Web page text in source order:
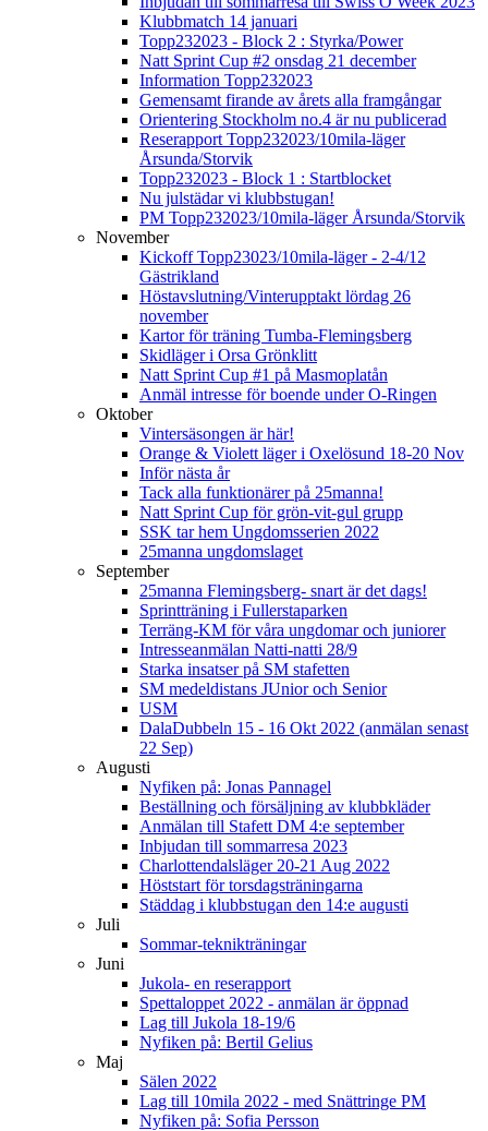
Klubbmatch 14 januari
Topp232023 - Block 2 : Styrka/Power
Natt Sprint Cup #2 onsdag 21 december
Information Topp232023
Gemensamt firande av årets alla framgångar
Orientering Stockholm no.4 är nu publicerad
Reserapport Topp232023/10mila-läger
Årsunda/Storvik
Topp232023 - Block 1 : Startblocket
Nu julstädar vi klubbstugan!
PM Topp232023/10mila-läger Årsunda/Storvik
November
Kickoff Topp23023/10mila-läger - 2-4/12
Gästrikland
Höstavslutning/Vinterupptakt lördag 26
november
Kartor för träning Tumba-Flemingsberg
Skidläger i Orsa Grönklitt
Natt Sprint Cup #1 på Masmoplatån
Anmäl intresse för boende under O-Ringen
Oktober
Vintersäsongen är här!
Orange & Violett läger i Oxelösund 18-20 Nov
Inför nästa år
Tack alla funktionärer på 25manna!
Natt Sprint Cup för grön-vit-gul grupp
SSK tar hem Ungdomsserien 2022
25manna ungdomslaget
September
25manna Flemingsberg- snart är det dags!
Sprintträning i Fullerstaparken
Terräng-KM för våra ungdomar och juniorer
Intresseanmälan Natti-natti 28/9
Starka insatser på SM stafetten
SM medeldistans JUnior och Senior
USM
DalaDubbeln 15 - 16 Okt 2022 (anmälan senast
22 Sep)
Augusti
Nyfiken på: Jonas Pannagel
Beställning och försäljning av klubbkläder
Anmälan till Stafett DM 4:e september
Inbjudan till sommarresa 2023
Charlottendalsläger 20-21 Aug 2022
Höststart för torsdagsträningarna
Städdag i klubbstugan den 14:e augusti
Juli
Sommar-teknikträningar
Juni
Jukola- en reserapport
Spettaloppet 2022 - anmälan är öppnad
Lag till Jukola 18-19/6
Nyfiken på: Bertil Gelius
Maj
Sälen 2022
Lag till 10mila 2022 - med Snättringe PM
Nyfiken på: Sofia Persson